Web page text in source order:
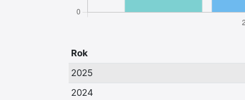
Rok
2025
2024